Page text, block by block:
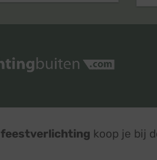
feestverlichting koop je bij